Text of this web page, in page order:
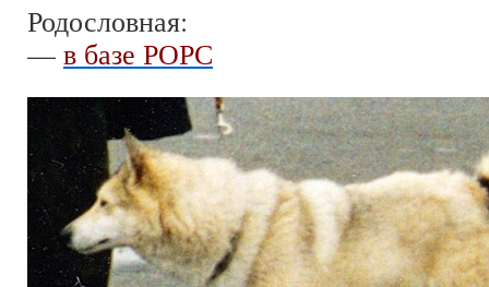
Родословная:
— в базе РОРС